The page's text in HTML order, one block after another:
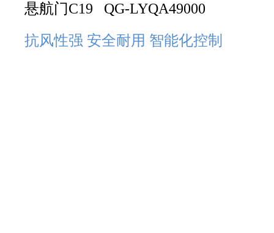
悬航门C19 QG-LYQA49000
抗风性强 安全耐用 智能化控制